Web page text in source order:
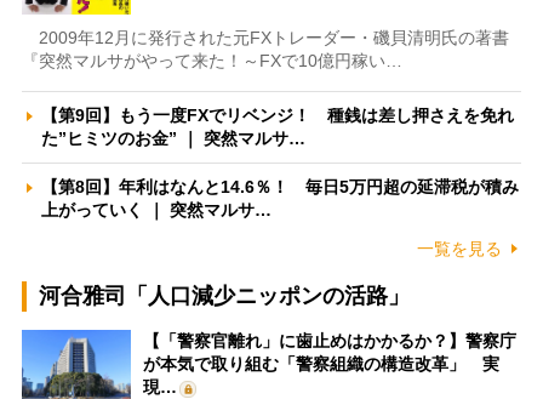
2009年12月に発行された元FXトレーダー・磯貝清明氏の著書
『突然マルサがやって来た！～FXで10億円稼い…
【第9回】もう一度FXでリベンジ！ 種銭は差し押さえを免れ
た”ヒミツのお金” ｜ 突然マルサ…
【第8回】年利はなんと14.6％！ 毎日5万円超の延滞税が積み
上がっていく ｜ 突然マルサ…
一覧を見る
河合雅司「人口減少ニッポンの活路」
【「警察官離れ」に歯止めはかかるか？】警察庁
が本気で取り組む「警察組織の構造改革」 実
現…